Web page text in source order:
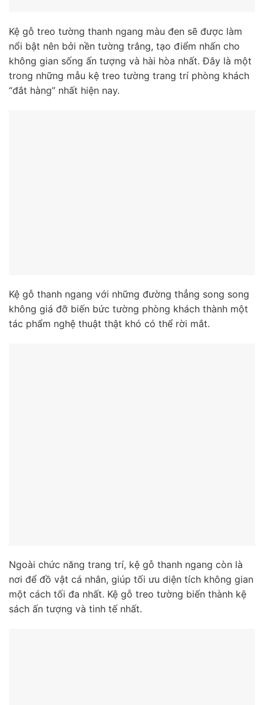
Kệ gỗ treo tường thanh ngang màu đen sẽ được làm
nổi bật nên bởi nền tường trắng, tạo điểm nhấn cho
không gian sống ấn tượng và hài hòa nhất. Đây là một
trong những mẫu kệ treo tường trang trí phòng khách
“đắt hàng” nhất hiện nay.
Kệ gỗ thanh ngang với những đường thẳng song song
không giá đỡ biến bức tường phòng khách thành một
tác phẩm nghệ thuật thật khó có thể rời mắt.
Ngoài chức năng trang trí, kệ gỗ thanh ngang còn là
nơi để đồ vật cá nhân, giúp tối ưu diện tích không gian
một cách tối đa nhất. Kệ gỗ treo tường biến thành kệ
sách ấn tượng và tinh tế nhất.